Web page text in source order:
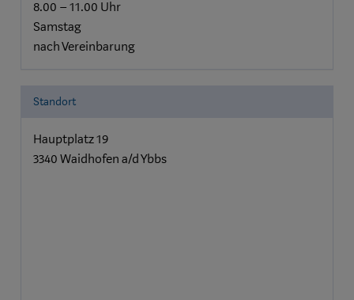
8.00 – 11.00 Uhr
Samstag
nach Vereinbarung
Standort
Hauptplatz 19
3340 Waidhofen a/d Ybbs